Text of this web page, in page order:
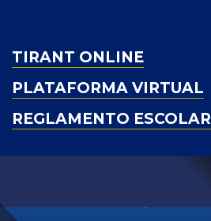
TIRANT ONLINE
PLATAFORMA VIRTUAL
REGLAMENTO ESCOLAR